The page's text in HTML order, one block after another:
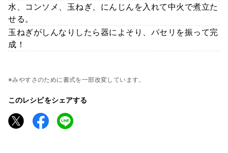
水、コンソメ、玉ねぎ、にんじんを入れて中火で煮立た
せる。
玉ねぎがしんなりしたら器によそり、パセリを振って完
成！
※みやすさのために書式を一部改変しています。
このレシピをシェアする